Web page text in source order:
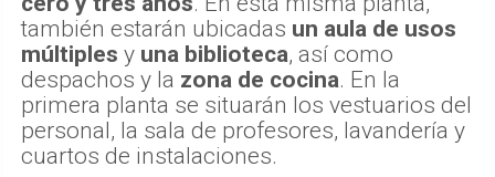
también estarán ubicadas un aula de usos
múltiples y una biblioteca, así como
despachos y la zona de cocina. En la
primera planta se situarán los vestuarios del
personal, la sala de profesores, lavandería y
cuartos de instalaciones.